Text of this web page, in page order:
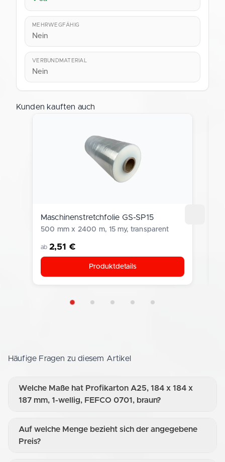
MEHRWEGFÄHIG
Nein
VERBUNDMATERIAL
Nein
Kunden kauften auch
Maschinenstretchfolie GS-SP15
500 mm x 2400 m, 15 my, transparent
ab 2,51 €
Produktdetails
Häufige Fragen zu diesem Artikel
Welche Maße hat Profikarton A25, 184 x 184 x
187 mm, 1-wellig, FEFCO 0701, braun?
Auf welche Menge bezieht sich der angegebene
Preis?